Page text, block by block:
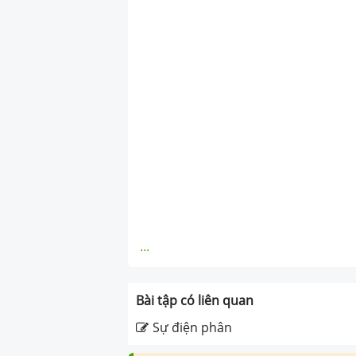
...
Bài tập có liên quan
Sự điện phân